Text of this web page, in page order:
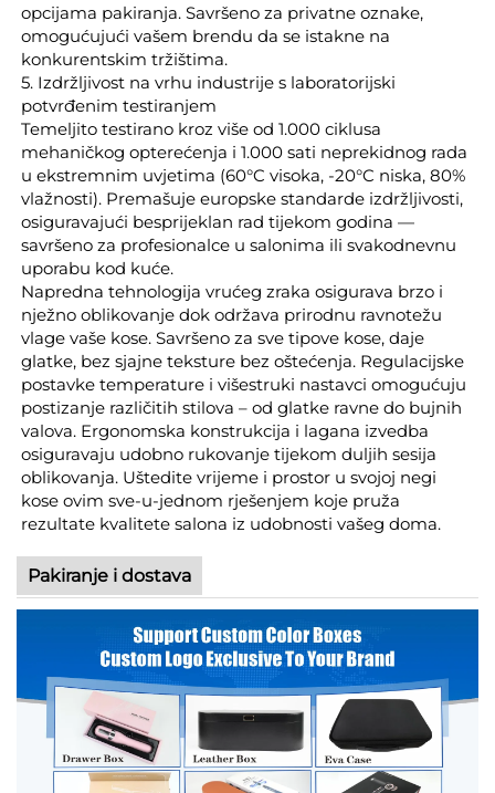
opcijama pakiranja. Savršeno za privatne oznake,
omogućujući vašem brendu da se istakne na
konkurentskim tržištima.
5. Izdržljivost na vrhu industrije s laboratorijski
potvrđenim testiranjem
Temeljito testirano kroz više od 1.000 ciklusa
mehaničkog opterećenja i 1.000 sati neprekidnog rada
u ekstremnim uvjetima (60°C visoka, -20°C niska, 80%
vlažnosti). Premašuje europske standarde izdržljivosti,
osiguravajući besprijeklan rad tijekom godina —
savršeno za profesionalce u salonima ili svakodnevnu
uporabu kod kuće.
Napredna tehnologija vrućeg zraka osigurava brzo i
nježno oblikovanje dok održava prirodnu ravnotežu
vlage vaše kose. Savršeno za sve tipove kose, daje
glatke, bez sjajne teksture bez oštećenja. Regulacijske
postavke temperature i višestruki nastavci omogućuju
postizanje različitih stilova – od glatke ravne do bujnih
valova. Ergonomska konstrukcija i lagana izvedba
osiguravaju udobno rukovanje tijekom duljih sesija
oblikovanja. Uštedite vrijeme i prostor u svojoj negi
kose ovim sve-u-jednom rješenjem koje pruža
rezultate kvalitete salona iz udobnosti vašeg doma.
Pakiranje i dostava